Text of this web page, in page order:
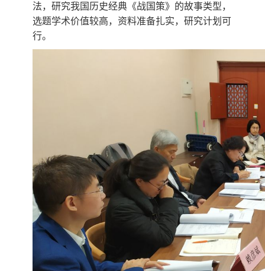
法，研究我国历史经典《战国策》的故事类型，
选题学术价值较高，资料准备扎实，研究计划可
行。